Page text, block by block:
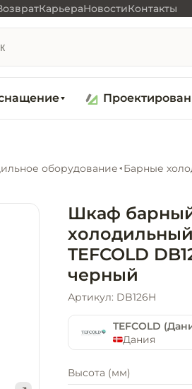
КарьераНовостиКонтакты
оборудование Барные
Шкаф
холодильный
TEFCOLD
черный
Артикул: DB126H
TEFCOLD
Дания
Высота (мм)